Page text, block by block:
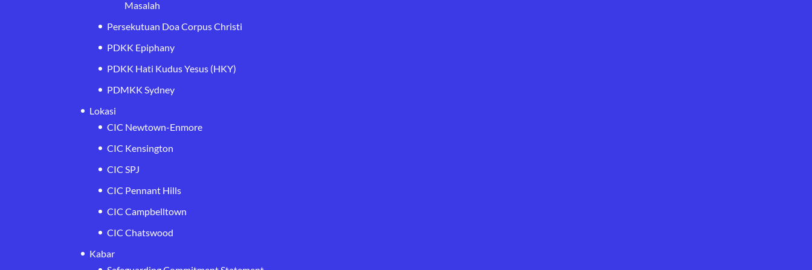
Masalah
Persekutuan Doa Corpus Christi
PDKK Epiphany
PDKK Hati Kudus Yesus (HKY)
PDMKK Sydney
Lokasi
CIC Newtown-Enmore
CIC Kensington
CIC SPJ
CIC Pennant Hills
CIC Campbelltown
CIC Chatswood
Kabar